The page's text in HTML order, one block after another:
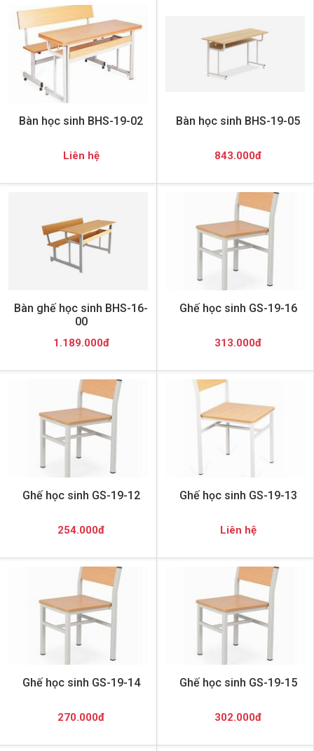
Bàn học sinh BHS-19-02
Liên hệ
Bàn học sinh BHS-19-05
843.000đ
Bàn ghế học sinh BHS-16-
00
1.189.000đ
Ghế học sinh GS-19-16
313.000đ
Ghế học sinh GS-19-12
254.000đ
Ghế học sinh GS-19-13
Liên hệ
Ghế học sinh GS-19-14
270.000đ
Ghế học sinh GS-19-15
302.000đ